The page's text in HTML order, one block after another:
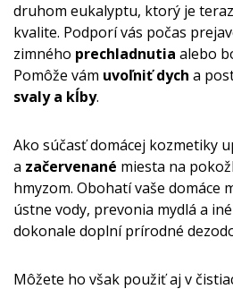
druhom eukalyptu, ktorý je
kvalite. Podporí vás počas
zimného prechladnutia alebo
Pomôže vám uvoľniť dych a
svaly a kĺby.
Ako súčasť domácej kozmetiky
a začervenané miesta na
hmyzom. Obohatí vaše domáce
ústne vody, prevonia mydlá a
dokonale doplní prírodné
Môžete ho však použiť aj v